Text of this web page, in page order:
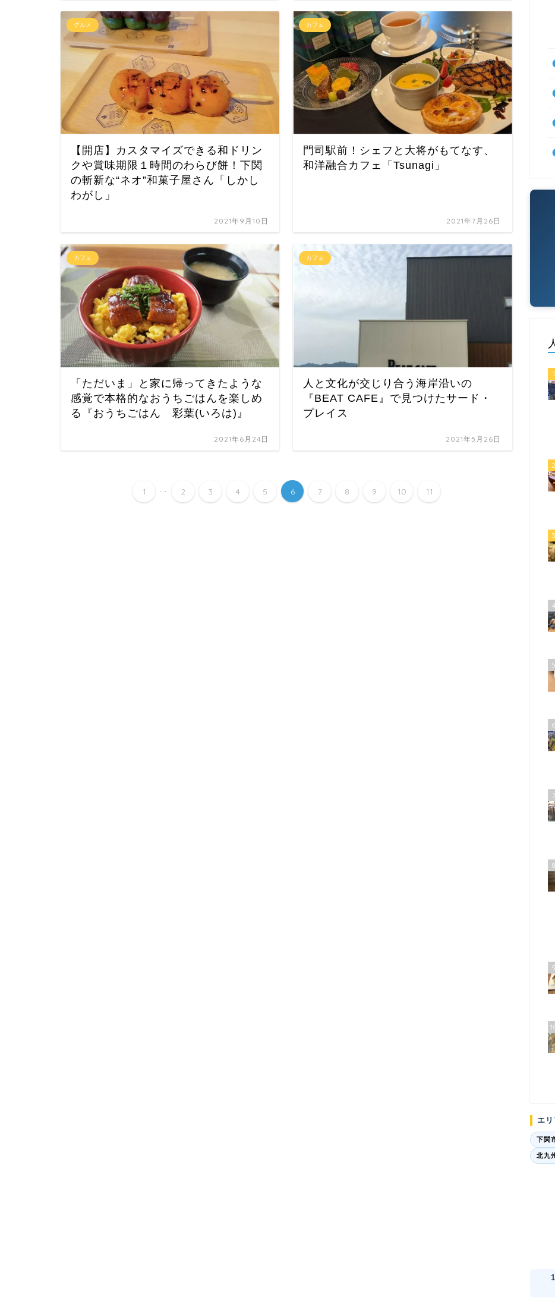
グルメ
【開店】カスタマイズできる和ドリン
クや賞味期限１時間のわらび餅！下関
の斬新な“ネオ”和菓子屋さん「しかし
わがし」
2021年9月10日
カフェ
門司駅前！シェフと大将がもてなす、
和洋融合カフェ「Tsunagi」
2021年7月26日
カフェ
「ただいま」と家に帰ってきたような
感覚で本格的なおうちごはんを楽しめ
る『おうちごはん 彩葉(いろは)』
2021年6月24日
カフェ
人と文化が交じり合う海岸沿いの
『BEAT CAFE』で見つけたサード・
プレイス
2021年5月26日
1 ... 2 3 4 5 6 7 8 9 10 11
1
2
3
4
5
6
7
8
9
エ
下関
北九